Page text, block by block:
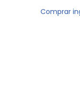
Comprar